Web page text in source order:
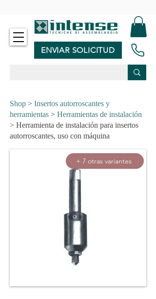
ENVIAR SOLICITUD
Shop > Insertos autorroscantes y
herramientas > Herramientas de instalación
> Herramienta de instalación para insertos
autorroscantes, uso con máquina
+ 7 otras variantes